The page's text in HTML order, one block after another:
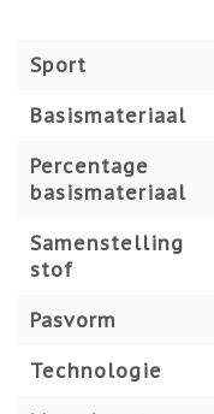
Sport
Basismateriaal
Percentage
basismateriaal
Samenstelling
stof
Pasvorm
Technologie